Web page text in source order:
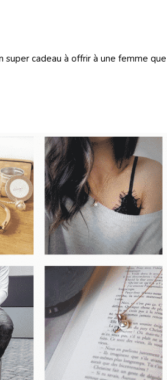
super cadeau à offrir à une femme que